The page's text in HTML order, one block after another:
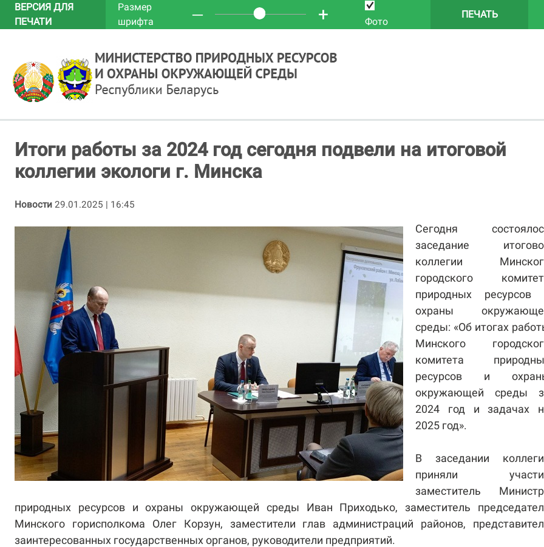
ВЕРСИЯ ДЛЯ
ПЕЧАТИ
Размер
шрифта
─ + Фото
ПЕЧАТЬ
Итоги работы за 2024 год сегодня подвели на итоговой
коллегии экологи г. Минска
Новости 29.01.2025 | 16:45
Сегодня
заседание
коллегии
городского
природных ресурсов
охраны
среды: «Об итогах
Минского
комитета
ресурсов и
окружающей среды
2024 год и задачах
2025 год».
В заседании
приняли
заместитель
природных ресурсов и охраны окружающей среды Иван Приходько, заместитель
Минского горисполкома Олег Корзун, заместители глав администраций районов,
заинтересованных государственных органов, руководители предприятий.